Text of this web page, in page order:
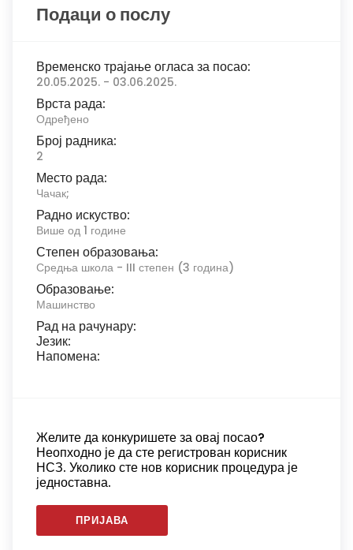
Подаци о послу
Временско трајање огласа за посао:
20.05.2025. - 03.06.2025.
Врста рада:
Одређено
Број радника:
2
Место рада:
Чачак;
Радно искуство:
Више од 1 године
Степен образовања:
Средња школа - III степен (3 година)
Образовање:
Машинство
Рад на рачунару:
Језик:
Напомена:
Желите да конкуришете за овај посао?
Неопходно је да сте регистрован корисник
НСЗ. Уколико сте нов корисник процедура је
једноставна.
ПРИЈАВА